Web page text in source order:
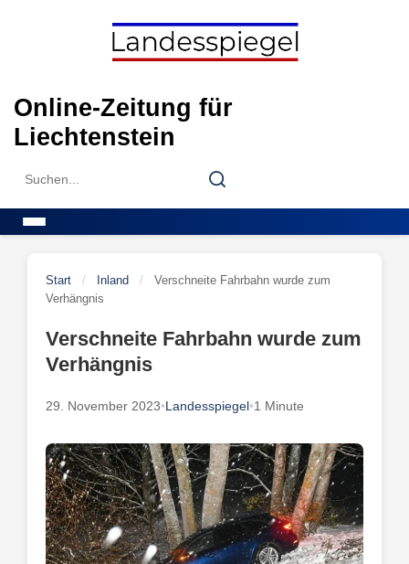
Online-Zeitung für
Liechtenstein
Search
Search
Start / Inland /
Verschneite Fahrbahn wurde zum
Verhängnis
Verschneite Fahrbahn wurde zum
Verhängnis
29. November 2023•Landesspiegel•1 Minute